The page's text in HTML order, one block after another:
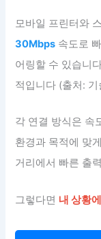
모바일 프린터와
30Mbps 속도로
어링할 수 있습니
적입니다 (출처:
각 연결 방식은 속
환경과 목적에 맞
거리에서 빠른 출
그렇다면 내 상황